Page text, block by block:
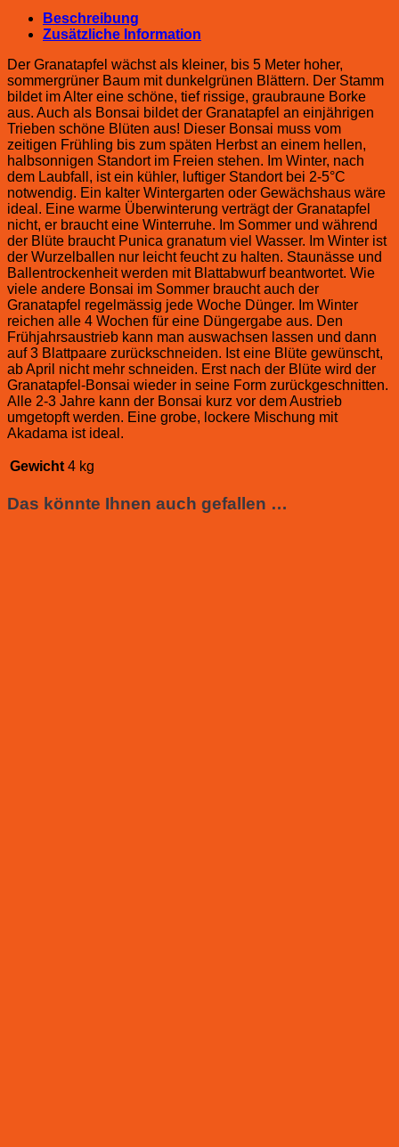
Beschreibung
Zusätzliche Information
Der Granatapfel wächst als kleiner, bis 5 Meter hoher,
sommergrüner Baum mit dunkelgrünen Blättern. Der Stamm
bildet im Alter eine schöne, tief rissige, graubraune Borke
aus. Auch als Bonsai bildet der Granatapfel an einjährigen
Trieben schöne Blüten aus! Dieser Bonsai muss vom
zeitigen Frühling bis zum späten Herbst an einem hellen,
halbsonnigen Standort im Freien stehen. Im Winter, nach
dem Laubfall, ist ein kühler, luftiger Standort bei 2-5°C
notwendig. Ein kalter Wintergarten oder Gewächshaus wäre
ideal. Eine warme Überwinterung verträgt der Granatapfel
nicht, er braucht eine Winterruhe. Im Sommer und während
der Blüte braucht Punica granatum viel Wasser. Im Winter ist
der Wurzelballen nur leicht feucht zu halten. Staunässe und
Ballentrockenheit werden mit Blattabwurf beantwortet. Wie
viele andere Bonsai im Sommer braucht auch der
Granatapfel regelmässig jede Woche Dünger. Im Winter
reichen alle 4 Wochen für eine Düngergabe aus. Den
Frühjahrsaustrieb kann man auswachsen lassen und dann
auf 3 Blattpaare zurückschneiden. Ist eine Blüte gewünscht,
ab April nicht mehr schneiden. Erst nach der Blüte wird der
Granatapfel-Bonsai wieder in seine Form zurückgeschnitten.
Alle 2-3 Jahre kann der Bonsai kurz vor dem Austrieb
umgetopft werden. Eine grobe, lockere Mischung mit
Akadama ist ideal.
Gewicht 4 kg
Das könnte Ihnen auch gefallen …